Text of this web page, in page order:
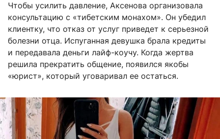
Чтобы усилить давление, Аксенова организовала
консультацию с «тибетским монахом». Он убедил
клиентку, что отказ от услуг приведет к серьезной
болезни отца. Испуганная девушка брала кредиты
и передавала деньги лайф-коучу. Когда жертва
решила прекратить общение, появился якобы
«юрист», который уговаривал ее остаться.